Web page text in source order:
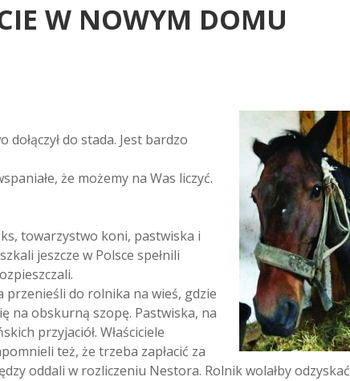
W NOWYM DOMU
do stada. Jest bardzo
że możemy na Was liczyć.
towarzystwo koni, pastwiska i
jeszcze w Polsce spełnili
przenieśli do rolnika na wieś, gdzie
na obskurną szopę. Pastwiska, na
przyjaciół. Właściciele
też, że trzeba zapłacić za
oddali w rozliczeniu Nestora. Rolnik wolałby odzyskać